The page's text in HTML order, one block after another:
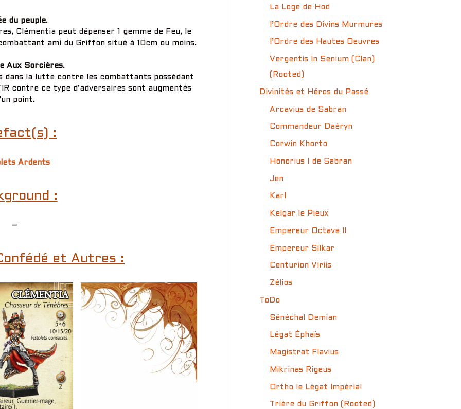
du peuple.
Clémentia peut dépenser 1 gemme de Feu, le
ami du Griffon situé à 10cm ou moins.
Aux Sorcières.
dans la lutte contre les combattants possédant
contre ce type d’adversaires sont augmentés
point.
:
Ardents
:
–
et Autres :
La Loge de Hod
l’Ordre des Divins Murmures
l’Ordre des Hautes Oeuvres
Vergentis In Senium (Clan)
(Rooted)
Divinités et Héros du Passé
Arcavius de Sabran
Commandeur Daéryn
Corwin Khorto
Honorius I de Sabran
Jen
Karl
Kelgar le Pieux
Empereur Octave II
Empereur Silkar
Centurion Viriis
Zélios
ToDo
Sénéchal Demian
Légat Éphaïs
Magistrat Flavius
Mikrinas Rigeus
Ortho le Légat Impérial
Trière du Griffon (Rooted)